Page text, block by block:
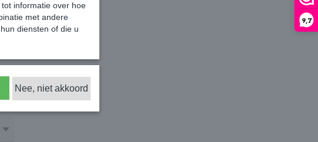
9,7
Cotton
informatie over hoe
met andere
diensten of die u
Nee, niet akkoord